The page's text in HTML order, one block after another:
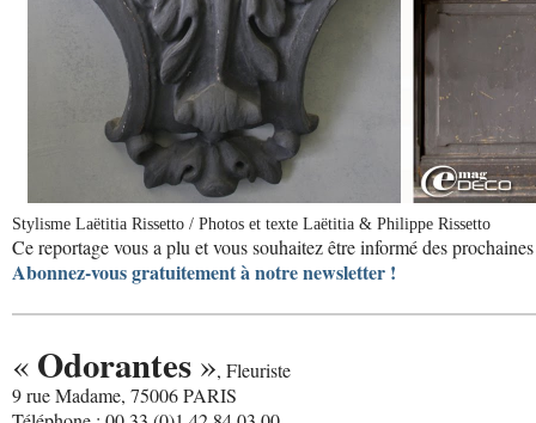
Stylisme Laëtitia Rissetto / Photos et texte Laëtitia & Philippe Rissetto
Ce reportage vous a plu et vous souhaitez être informé des
Abonnez-vous gratuitement à notre newsletter !
« Odorantes », Fleuriste
9 rue Madame, 75006 PARIS